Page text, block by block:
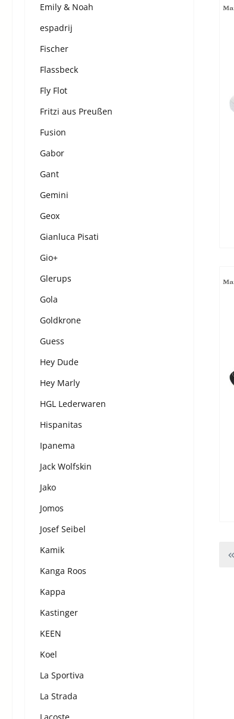
Emily & Noah
espadrij
Fischer
Flassbeck
Fly Flot
Fritzi aus Preußen
Fusion
Gabor
Gant
Gemini
Geox
Gianluca Pisati
Gio+
Glerups
Gola
Goldkrone
Guess
Hey Dude
Hey Marly
HGL Lederwaren
Hispanitas
Ipanema
Jack Wolfskin
Jako
Jomos
Josef Seibel
Kamik
Kanga Roos
Kappa
Kastinger
KEEN
Koel
La Sportiva
La Strada
Lacoste